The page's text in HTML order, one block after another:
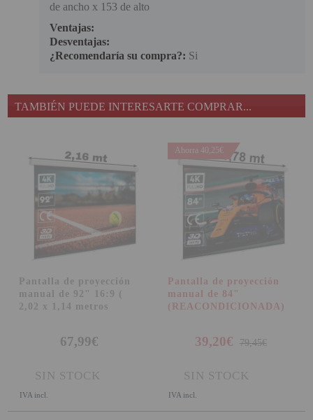
de ancho x 153 de alto
Ventajas:
Desventajas:
¿Recomendaría su compra?: Si
TAMBIÉN PUEDE INTERESARTE COMPRAR...
Pantalla de proyección
manual de 92" 16:9 (
2,02 x 1,14 metros
67,99€
SIN STOCK
IVA incl.
Ahorra 40,25€
Pantalla de proyección
manual de 84"
(REACONDICIONADA)
39,20€ 79,45€
SIN STOCK
IVA incl.